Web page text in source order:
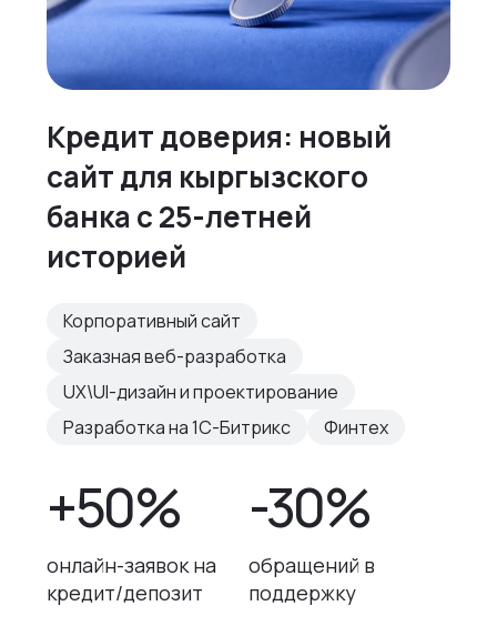
Кредит доверия: новый
сайт для кыргызского
банка с 25-летней
историей
Корпоративный сайт
Заказная веб-разработка
UX\UI-дизайн и проектирование
Разработка на 1С-Битрикс
Финтех
+50%
онлайн-заявок на
кредит/депозит
-30%
обращений в
поддержку